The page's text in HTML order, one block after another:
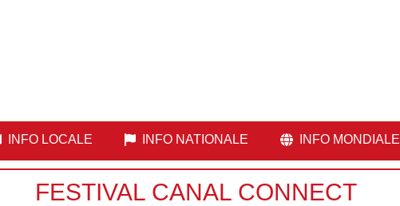
INFO LOCALE INFO NATIONALE INFO MONDIALE
FESTIVAL CANAL CONNECT